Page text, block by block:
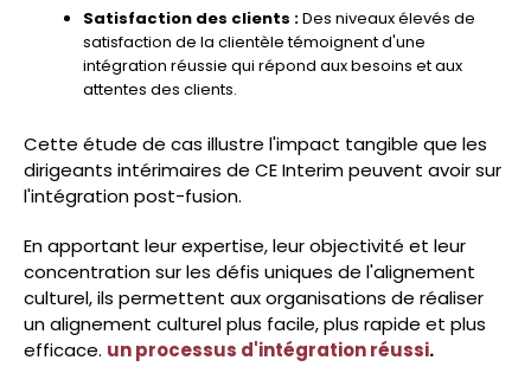
Satisfaction des clients :Des niveaux élevés de
satisfaction de la clientèle témoignent d'une
intégration réussie qui répond aux besoins et aux
attentes des clients.
Cette étude de cas illustre l'impact tangible que les
dirigeants intérimaires de CE Interim peuvent avoir sur
l'intégration post-fusion.
En apportant leur expertise, leur objectivité et leur
concentration sur les défis uniques de l'alignement
culturel, ils permettent aux organisations de réaliser
un alignement culturel plus facile, plus rapide et plus
efficace. un processus d'intégration réussi.